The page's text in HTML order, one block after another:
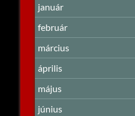
január
február
március
április
május
június